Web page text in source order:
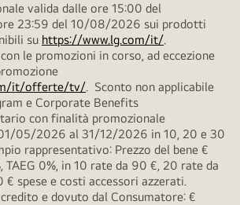
valida dalle ore 15:00 del
23:59 del 10/08/2026 sui prodotti
su https://www.lg.com/it/.
le promozioni in corso, ad eccezione
it/offerte/tv/. Sconto non applicabile
e Corporate Benefits
con finalità promozionale
05/2026 al 31/12/2026 in 10, 20 e 30
rappresentativo: Prezzo del bene €
TAEG 0%, in 10 rate da 90 €, 20 rate da
spese e costi accessori azzerati.
e dovuto dal Consumatore: €